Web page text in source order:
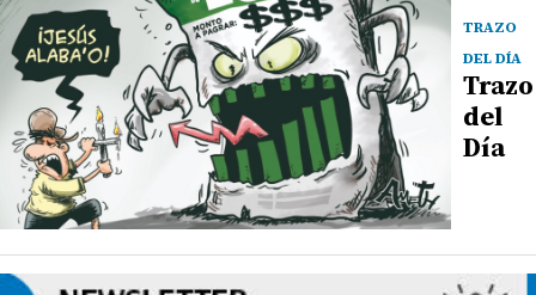
TRAZO
DEL DÍA
Trazo
del
Día